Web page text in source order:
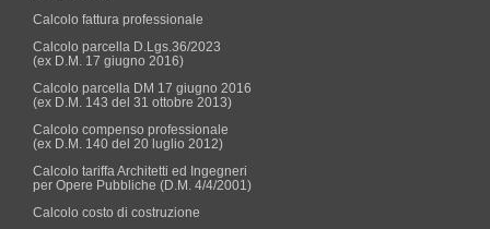
Calcolo fattura professionale
Calcolo parcella D.Lgs.36/2023
(ex D.M. 17 giugno 2016)
Calcolo parcella DM 17 giugno 2016
(ex D.M. 143 del 31 ottobre 2013)
Calcolo compenso professionale
(ex D.M. 140 del 20 luglio 2012)
Calcolo tariffa Architetti ed Ingegneri
per Opere Pubbliche (D.M. 4/4/2001)
Calcolo costo di costruzione